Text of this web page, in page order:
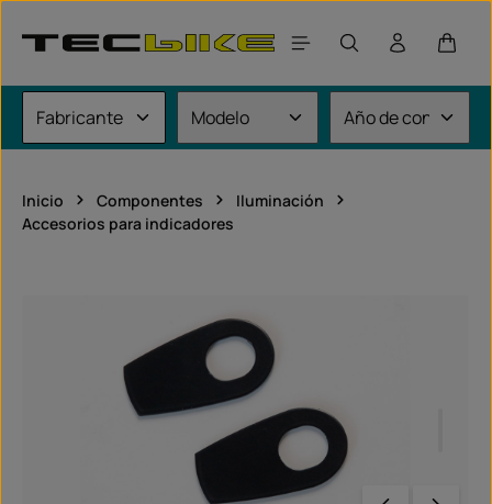
El
Inicio Componentes
Iluminación
Accesorios para indicadores